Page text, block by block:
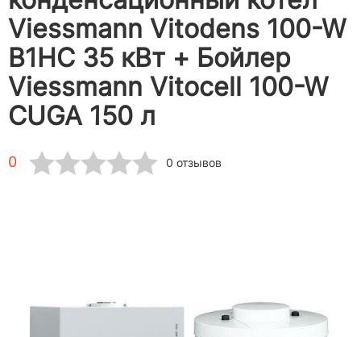
Viessmann Vitodens 100-W
B1HC 35 кВт + Бойлер
Viessmann Vitocell 100-W
CUGA 150 л
0 0 отзывов